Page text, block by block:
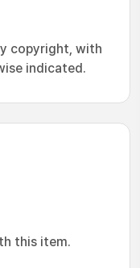
copyright, with
indicated.
this item.